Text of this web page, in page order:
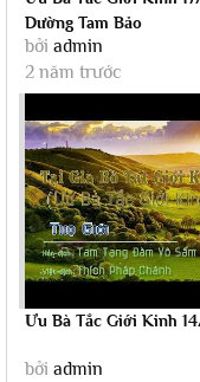
Dường Tam Bảo
bởi admin
2 năm trước
Ưu Bà Tắc Giới Kinh
bởi admin